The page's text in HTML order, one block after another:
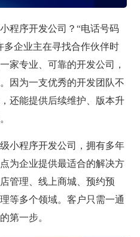
程序开发公司？“电话号码
多企业主在寻找合作伙伴时
家专业、可靠的开发公司，
因为一支优秀的开发团队不
还能提供后续维护、版本升
小程序开发公司，拥有多年
为企业提供最适合的解决方
管理、线上商城、预约预
等多个领域。客户只需一通
第一步。